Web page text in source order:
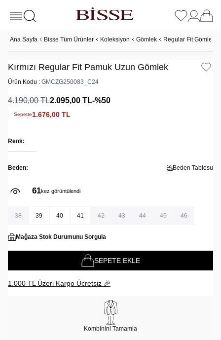
Ana Sayfa Bisse Tüm Ürünler Koleksiyon Gömlek Regular Fit Gömlek
Kırmızı Regular Fit Pamuk Uzun Gömlek
Ürün Kodu : GMCZG250083_C24
4.190,00TL2.095,00 TL-%50
Sepette1.676,00 TL
Renk:
Beden: Beden Tablosu
61kez görüntülendi
38 39 40 41 42 43 44 45 46
Mağaza Stok Durumunu Sorgula
SEPETE EKLE
1.000 TL Üzeri Kargo Ücretsiz 🎉
Kombinini Tamamla